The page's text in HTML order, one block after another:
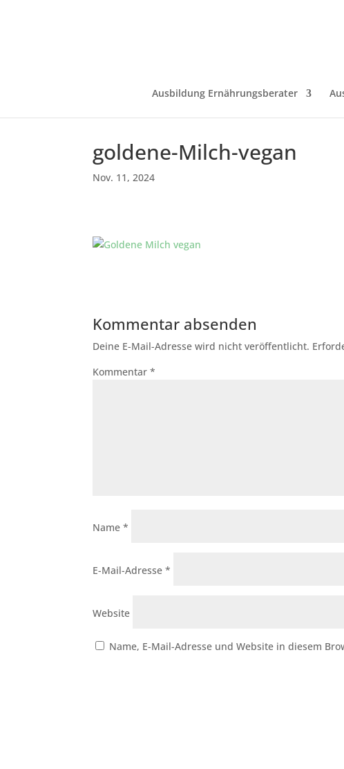
Ausbildung Ernährungsberater
goldene-Milch-vegan
Nov. 11, 2024
Kommentar absenden
Deine E-Mail-Adresse wird nicht veröffentlicht.
Kommentar*
Name*
E-Mail-Adresse*
Website
Name, E-Mail-Adresse und Website in diesem